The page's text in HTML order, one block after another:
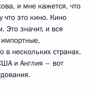
и мне кажется, что
что это кино. Кино
Это значит, и вся
в нескольких странах.
и Англия – вот